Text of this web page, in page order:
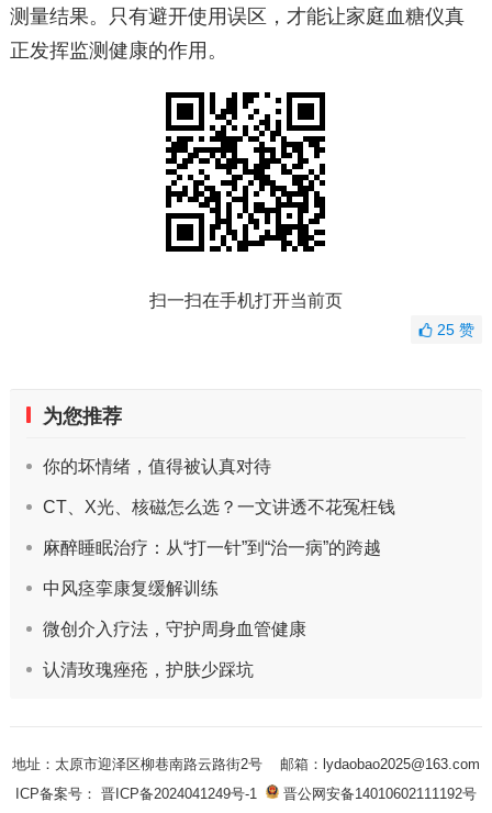
测量结果。只有避开使用误区，才能让家庭血糖仪真
正发挥监测健康的作用。
扫一扫在手机打开当前页
25赞
为您推荐
你的坏情绪，值得被认真对待
CT、X光、核磁怎么选？一文讲透不花冤枉钱
麻醉睡眠治疗：从“打一针”到“治一病”的跨越
中风痉挛康复缓解训练
微创介入疗法，守护周身血管健康
认清玫瑰痤疮，护肤少踩坑
地址：太原市迎泽区柳巷南路云路街2号 邮箱：lydaobao2025@163.com
ICP备案号： 晋ICP备2024041249号-1
晋公网安备14010602111192号